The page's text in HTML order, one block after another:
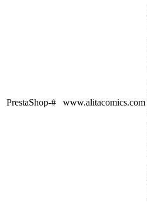
PrestaShop-# www.alitacomics.com